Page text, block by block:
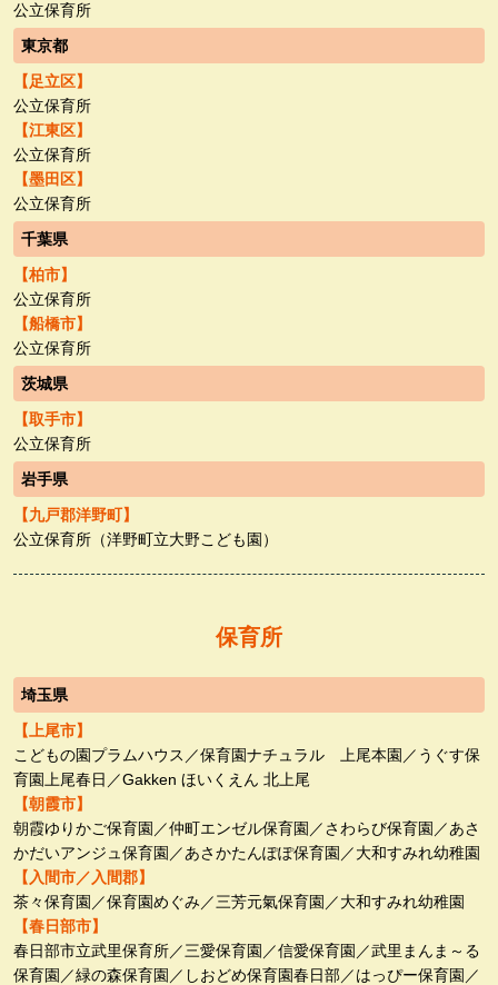
公立保育所
東京都
【足立区】
公立保育所
【江東区】
公立保育所
【墨田区】
公立保育所
千葉県
【柏市】
公立保育所
【船橋市】
公立保育所
茨城県
【取手市】
公立保育所
岩手県
【九戸郡洋野町】
公立保育所（洋野町立大野こども園）
保育所
埼玉県
【上尾市】
こどもの園プラムハウス／保育園ナチュラル 上尾本園／うぐす保
育園上尾春日／Gakken ほいくえん 北上尾
【朝霞市】
朝霞ゆりかご保育園／仲町エンゼル保育園／さわらび保育園／あさ
かだいアンジュ保育園／あさかたんぽぽ保育園／大和すみれ幼稚園
【入間市／入間郡】
茶々保育園／保育園めぐみ／三芳元氣保育園／大和すみれ幼稚園
【春日部市】
春日部市立武里保育所／三愛保育園／信愛保育園／武里まんま～る
保育園／緑の森保育園／しおどめ保育園春日部／はっぴー保育園／